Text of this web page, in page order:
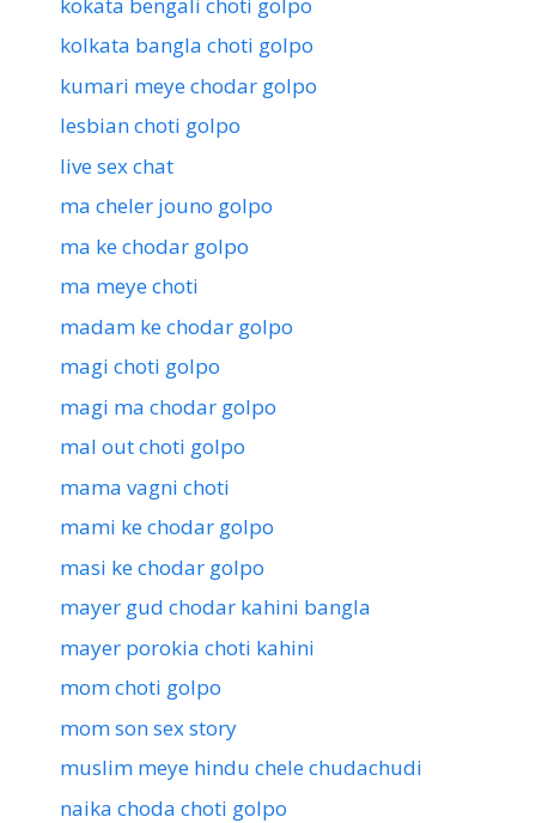
kolkata bangla choti golpo
kumari meye chodar golpo
lesbian choti golpo
live sex chat
ma cheler jouno golpo
ma ke chodar golpo
ma meye choti
madam ke chodar golpo
magi choti golpo
magi ma chodar golpo
mal out choti golpo
mama vagni choti
mami ke chodar golpo
masi ke chodar golpo
mayer gud chodar kahini bangla
mayer porokia choti kahini
mom choti golpo
mom son sex story
muslim meye hindu chele chudachudi
naika choda choti golpo